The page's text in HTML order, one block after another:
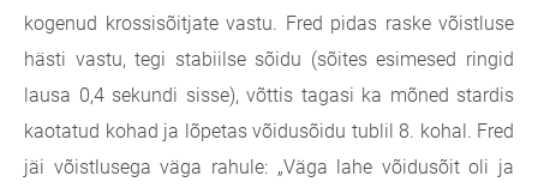
kogenud krossisõitjate vastu. Fred pidas raske võistluse
hästi vastu, tegi stabiilse sõidu (sõites esimesed ringid
lausa 0,4 sekundi sisse), võttis tagasi ka mõned stardis
kaotatud kohad ja lõpetas võidusõidu tublil 8. kohal. Fred
jäi võistlusega väga rahule: „Väga lahe võidusõit oli ja